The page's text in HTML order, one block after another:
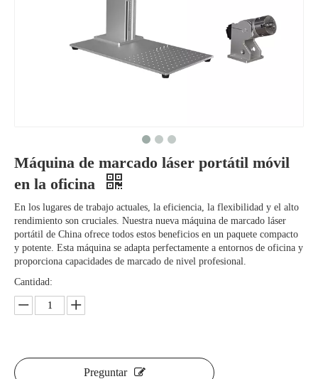
Máquina de marcado láser portátil móvil
en la oficina
En los lugares de trabajo actuales, la eficiencia, la flexibilidad y el alto
rendimiento son cruciales. Nuestra nueva máquina de marcado láser
portátil de China ofrece todos estos beneficios en un paquete compacto
y potente. Esta máquina se adapta perfectamente a entornos de oficina y
proporciona capacidades de marcado de nivel profesional.
Cantidad:
Preguntar